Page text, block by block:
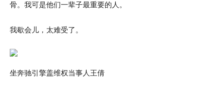
骨。我可是他们一辈子最重要的人。
我歇会儿，太难受了。
坐奔驰引擎盖维权当事人王倩